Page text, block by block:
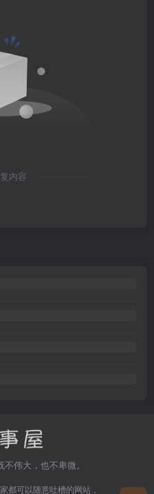
内容
伟大，也不卑微。
都可以随意吐槽的网站，